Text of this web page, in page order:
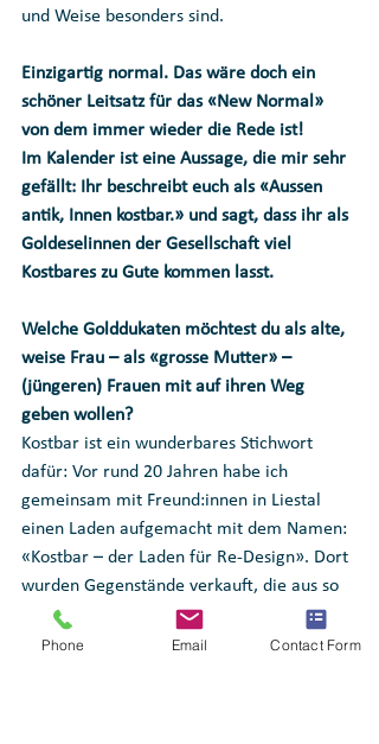
und Weise besonders sind.
Einzigartig normal. Das wäre doch ein
schöner Leitsatz für das «New Normal»
von dem immer wieder die Rede ist!
Im Kalender ist eine Aussage, die mir sehr
gefällt: Ihr beschreibt euch als «Aussen
antik, Innen kostbar.» und sagt, dass ihr als
Goldeselinnen der Gesellschaft viel
Kostbares zu Gute kommen lasst.
Welche Golddukaten möchtest du als alte,
weise Frau – als «grosse Mutter» –
(jüngeren) Frauen mit auf ihren Weg
geben wollen?
Kostbar ist ein wunderbares Stichwort
dafür: Vor rund 20 Jahren habe ich
gemeinsam mit Freund:innen in Liestal
einen Laden aufgemacht mit dem Namen:
«Kostbar – der Laden für Re-Design». Dort
wurden Gegenstände verkauft, die aus so
genanntem Abfall hergestellt wurden.
Unser Slogan: Vom Abfall zum Glücksfall.
Phone Email Contact Form